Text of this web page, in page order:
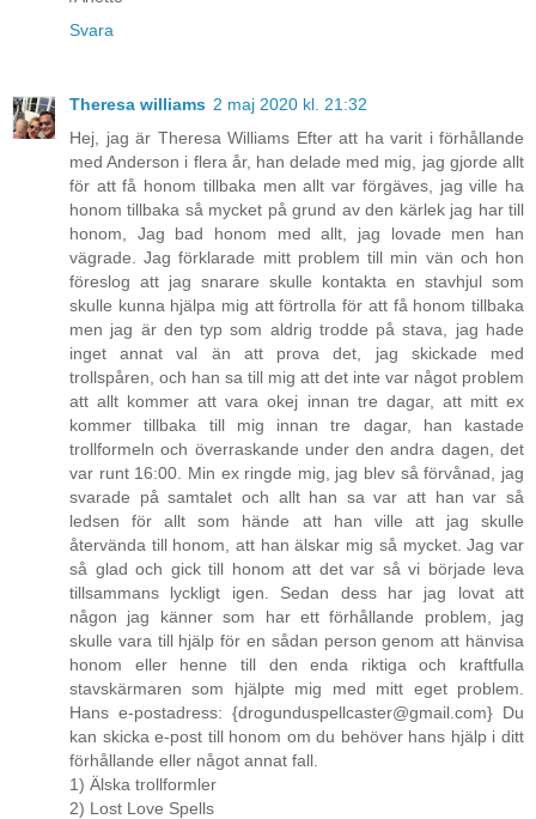
Svara
Theresa williams 2 maj 2020 kl. 21:32
Hej, jag är Theresa Williams Efter att ha varit i förhållande
med Anderson i flera år, han delade med mig, jag gjorde allt
för att få honom tillbaka men allt var förgäves, jag ville ha
honom tillbaka så mycket på grund av den kärlek jag har till
honom, Jag bad honom med allt, jag lovade men han
vägrade. Jag förklarade mitt problem till min vän och hon
föreslog att jag snarare skulle kontakta en stavhjul som
skulle kunna hjälpa mig att förtrolla för att få honom tillbaka
men jag är den typ som aldrig trodde på stava, jag hade
inget annat val än att prova det, jag skickade med
trollspåren, och han sa till mig att det inte var något problem
att allt kommer att vara okej innan tre dagar, att mitt ex
kommer tillbaka till mig innan tre dagar, han kastade
trollformeln och överraskande under den andra dagen, det
var runt 16:00. Min ex ringde mig, jag blev så förvånad, jag
svarade på samtalet och allt han sa var att han var så
ledsen för allt som hände att han ville att jag skulle
återvända till honom, att han älskar mig så mycket. Jag var
så glad och gick till honom att det var så vi började leva
tillsammans lyckligt igen. Sedan dess har jag lovat att
någon jag känner som har ett förhållande problem, jag
skulle vara till hjälp för en sådan person genom att hänvisa
honom eller henne till den enda riktiga och kraftfulla
stavskärmaren som hjälpte mig med mitt eget problem.
Hans e-postadress: {drogunduspellcaster@gmail.com} Du
kan skicka e-post till honom om du behöver hans hjälp i ditt
förhållande eller något annat fall.
1) Älska trollformler
2) Lost Love Spells